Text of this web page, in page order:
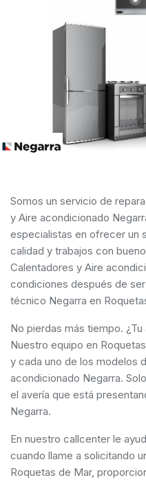
Somos un servicio de
y Aire acondicionado
especialistas en ofrecer un
calidad y trabajos con
Calentadores y Aire
condiciones después de
técnico Negarra en
No pierdas más tiempo.
Nuestro equipo en
y cada uno de los modelos
acondicionado Negarra.
el avería que está
Negarra.
En nuestro callcenter le
cuando llame a solicitando
Roquetas de Mar,